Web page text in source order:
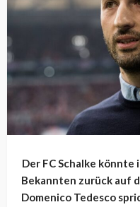
Der FC Schalke
Bekannten zurück auf
Domenico Tedesco